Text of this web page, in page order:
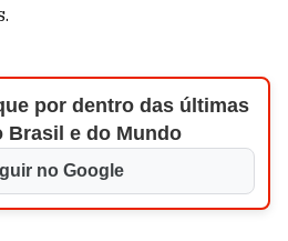
por dentro das últimas
Brasil e do Mundo
no Google